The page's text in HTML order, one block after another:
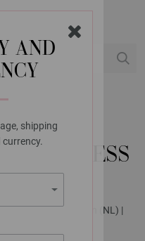
AND
shipping
SOFTNESS
+ Breibeschrijvingen (NL) |